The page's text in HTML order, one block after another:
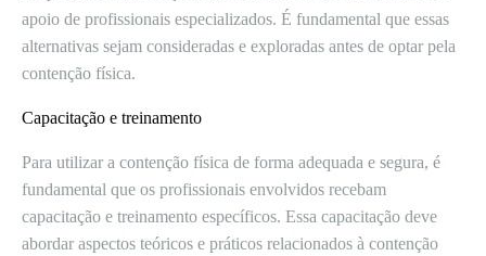
apoio de profissionais especializados. É fundamental que essas
alternativas sejam consideradas e exploradas antes de optar pela
contenção física.
Capacitação e treinamento
Para utilizar a contenção física de forma adequada e segura, é
fundamental que os profissionais envolvidos recebam
capacitação e treinamento específicos. Essa capacitação deve
abordar aspectos teóricos e práticos relacionados à contenção